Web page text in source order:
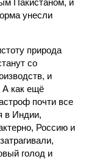
Пакистаном, и
унесли
природа
со
и
А как ещё
почти все
в Индии,
Россию и
голод и